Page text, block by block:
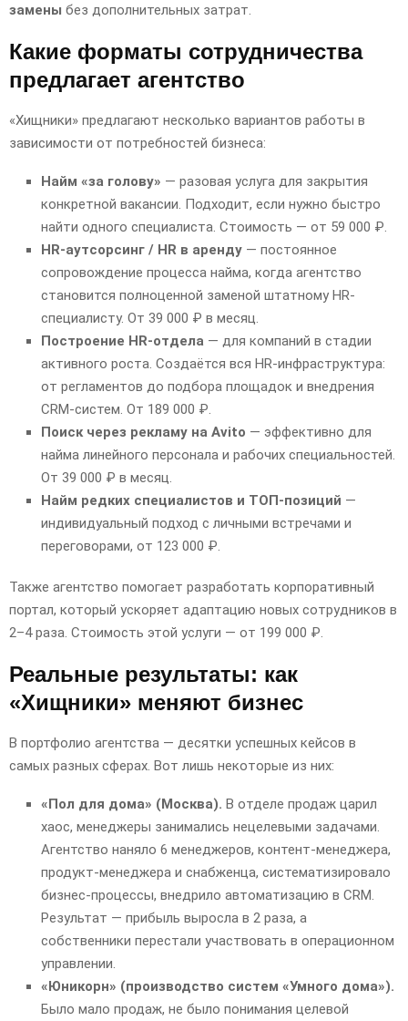
замены без дополнительных затрат.
Какие форматы сотрудничества
предлагает агентство
«Хищники» предлагают несколько вариантов работы в
зависимости от потребностей бизнеса:
Найм «за голову» — разовая услуга для закрытия
конкретной вакансии. Подходит, если нужно быстро
найти одного специалиста. Стоимость — от 59 000 ₽.
HR-аутсорсинг / HR в аренду — постоянное
сопровождение процесса найма, когда агентство
становится полноценной заменой штатному HR-
специалисту. От 39 000 ₽ в месяц.
Построение HR-отдела — для компаний в стадии
активного роста. Создаётся вся HR-инфраструктура:
от регламентов до подбора площадок и внедрения
CRM-систем. От 189 000 ₽.
Поиск через рекламу на Avito — эффективно для
найма линейного персонала и рабочих специальностей.
От 39 000 ₽ в месяц.
Найм редких специалистов и ТОП-позиций —
индивидуальный подход с личными встречами и
переговорами, от 123 000 ₽.
Также агентство помогает разработать корпоративный
портал, который ускоряет адаптацию новых сотрудников в
2–4 раза. Стоимость этой услуги — от 199 000 ₽.
Реальные результаты: как
«Хищники» меняют бизнес
В портфолио агентства — десятки успешных кейсов в
самых разных сферах. Вот лишь некоторые из них:
«Пол для дома» (Москва). В отделе продаж царил
хаос, менеджеры занимались нецелевыми задачами.
Агентство наняло 6 менеджеров, контент-менеджера,
продукт-менеджера и снабженца, систематизировало
бизнес-процессы, внедрило автоматизацию в CRM.
Результат — прибыль выросла в 2 раза, а
собственники перестали участвовать в операционном
управлении.
«Юникорн» (производство систем «Умного дома»).
Было мало продаж, не было понимания целевой